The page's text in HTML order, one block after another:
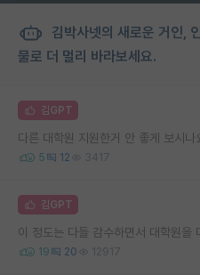
김박사넷의 새로운 거인,
물로 더 멀리 바라보세요.
김GPT
다른 대학원 지원한거 안 좋게 보시나
5 12 3417
김GPT
19 20 12917